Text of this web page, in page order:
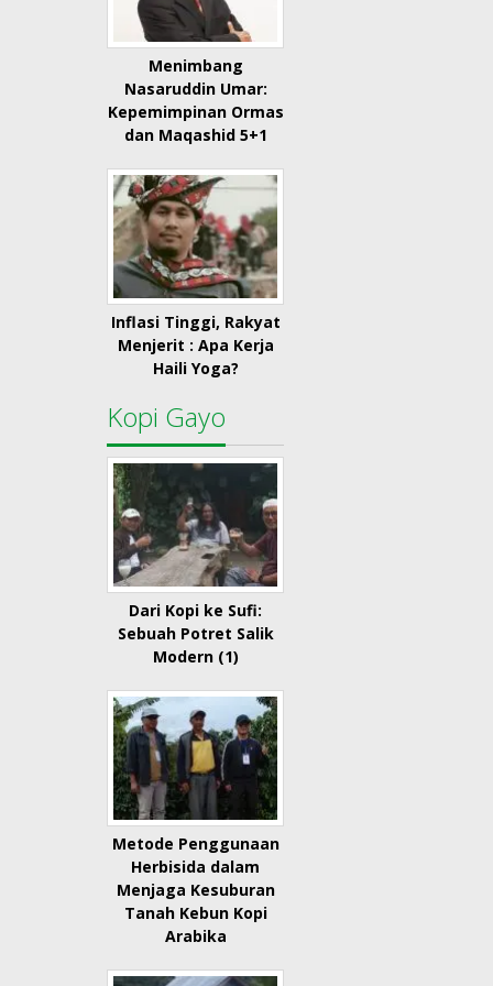
Menimbang
Nasaruddin Umar:
Kepemimpinan Ormas
dan Maqashid 5+1
Inflasi Tinggi, Rakyat
Menjerit : Apa Kerja
Haili Yoga?
Kopi Gayo
Dari Kopi ke Sufi:
Sebuah Potret Salik
Modern (1)
Metode Penggunaan
Herbisida dalam
Menjaga Kesuburan
Tanah Kebun Kopi
Arabika